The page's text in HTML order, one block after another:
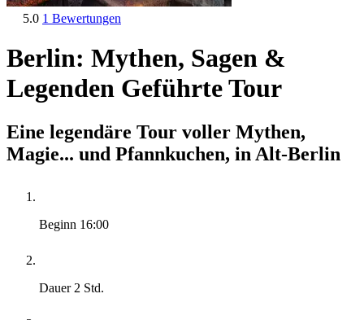
5.0 1 Bewertungen
Berlin: Mythen, Sagen &
Legenden Geführte Tour
Eine legendäre Tour voller Mythen,
Magie... und Pfannkuchen, in Alt-Berlin
Beginn 16:00
Dauer 2 Std.